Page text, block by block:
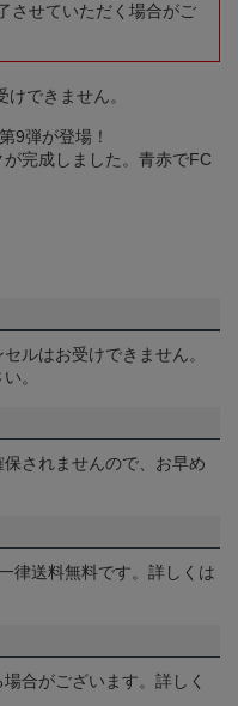
させていただく場合がご
できません。
9弾が登場！
完成しました。青赤でFC
ルはお受けできません。
。
されませんので、お早め
律送料無料です。詳しくは
合がございます。詳しく